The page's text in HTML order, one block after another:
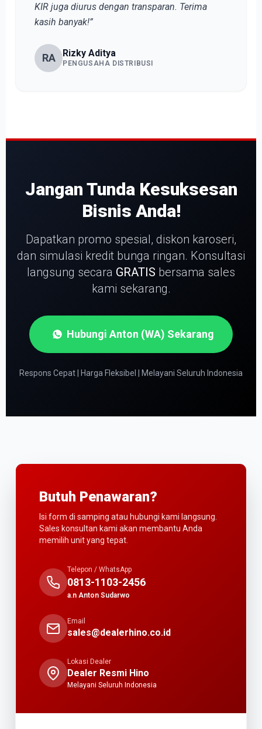
KIR juga diurus dengan transparan. Terima
kasih banyak!”
RA Rizky Aditya
PENGUSAHA DISTRIBUSI
Jangan Tunda Kesuksesan
Bisnis Anda!
Dapatkan promo spesial, diskon karoseri,
dan simulasi kredit bunga ringan. Konsultasi
langsung secara GRATIS bersama sales
kami sekarang.
Hubungi Anton (WA) Sekarang
Respons Cepat | Harga Fleksibel | Melayani Seluruh Indonesia
Butuh Penawaran?
Isi form di samping atau hubungi kami langsung.
Sales konsultan kami akan membantu Anda
memilih unit yang tepat.
Telepon / WhatsApp
0813-1103-2456
a.n Anton Sudarwo
Email
sales@dealerhino.co.id
Lokasi Dealer
Dealer Resmi Hino
Melayani Seluruh Indonesia